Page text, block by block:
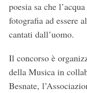
poesia sa che
fotografia ad essere
cantati dall’uomo.
Il concorso è
della Musica in
Besnate,